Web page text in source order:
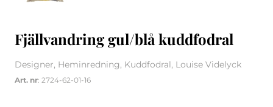
Fjällvandring gul/blå kuddfodral
Designer, Heminredning, Kuddfodral, Louise Videlyck
Art. nr: 2724-62-01-16